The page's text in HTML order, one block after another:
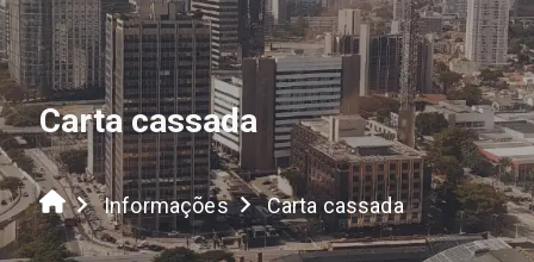
Carta cassada
Informações Carta cassada